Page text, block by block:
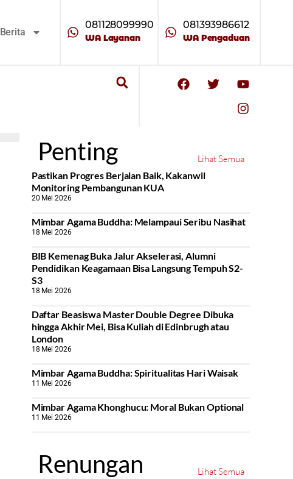
Berita
081128099990
WA Layanan
081393986612
WA Pengaduan
Penting
Lihat Semua
Pastikan Progres Berjalan Baik, Kakanwil
Monitoring Pembangunan KUA
20 Mei 2026
Mimbar Agama Buddha: Melampaui Seribu Nasihat
18 Mei 2026
BIB Kemenag Buka Jalur Akselerasi, Alumni
Pendidikan Keagamaan Bisa Langsung Tempuh S2-
S3
18 Mei 2026
Daftar Beasiswa Master Double Degree Dibuka
hingga Akhir Mei, Bisa Kuliah di Edinbrugh atau
London
18 Mei 2026
Mimbar Agama Buddha: Spiritualitas Hari Waisak
11 Mei 2026
Mimbar Agama Khonghucu: Moral Bukan Optional
11 Mei 2026
Renungan
Lihat Semua